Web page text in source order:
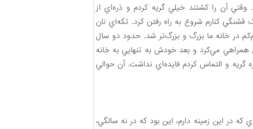
آن را كشتند خيلي گريه كردم و ذره‌اي از
كنارم شروع به راه رفتن كرد. تكه‌اي نان
در خانه ما بزرگ و بزرگ‌تر شد. حدود دو سال
مي‌كرد و بعد خودش به تنهايي به خانه
و التماس كردم فايده‌اي نداشت. آن حوالي
در اين زمينه دارم، اين بود كه در نه سالگي،